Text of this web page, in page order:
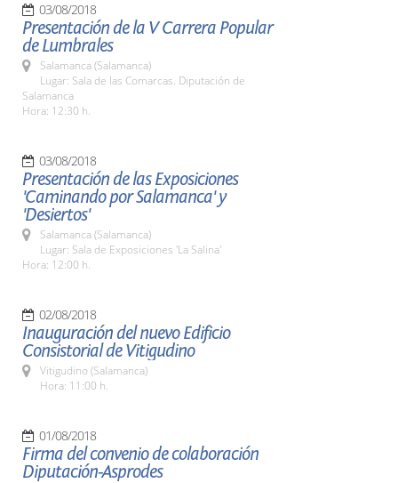
03/08/2018
Presentación de la V Carrera Popular
de Lumbrales
Salamanca (Salamanca)
Lugar: Sala de las Comarcas. Diputación de
Salamanca
Hora: 12:30 h.
03/08/2018
Presentación de las Exposiciones
'Caminando por Salamanca' y
'Desiertos'
Salamanca (Salamanca)
Lugar: Sala de Exposiciones 'La Salina'
Hora: 12:00 h.
02/08/2018
Inauguración del nuevo Edificio
Consistorial de Vitigudino
Vitigudino (Salamanca)
Hora: 11:00 h.
01/08/2018
Firma del convenio de colaboración
Diputación-Asprodes